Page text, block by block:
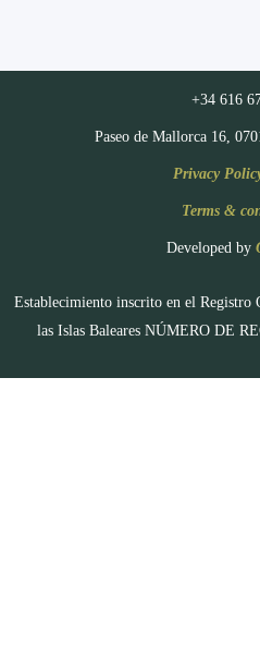
+34 616
Paseo de Mallorca 16,
Privacy
Terms &
Developed by
Establecimiento inscrito en el
las Islas Baleares NÚMERO DE